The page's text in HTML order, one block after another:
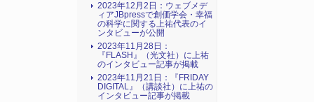
2023年12月2日：ウェブメデ
ィアJBpressで創価学会・幸福
の科学に関する上祐代表のイ
ンタビューが公開
2023年11月28日：
『FLASH』（光文社）に上祐
のインタビュー記事が掲載
2023年11月21日：『FRIDAY
DIGITAL』（講談社）に上祐の
インタビュー記事が掲載